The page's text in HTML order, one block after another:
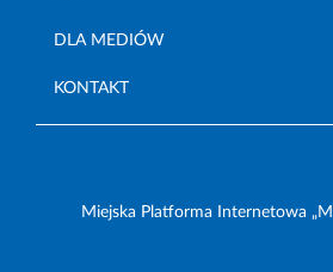
DLA MEDIÓW
KONTAKT
Miejska Platforma Internetowa